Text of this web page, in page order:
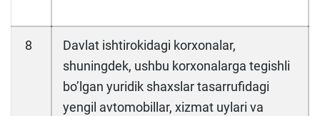
8
Davlat ishtirokidagi korxonalar,
shuningdek, ushbu korxonalarga tegishli
boʼlgan yuridik shaxslar tasarrufidagi
yengil avtomobillar, xizmat uylari va